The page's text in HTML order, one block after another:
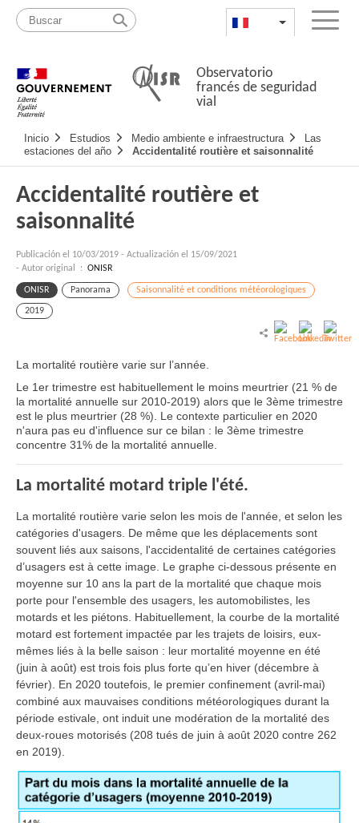
Pasar
contenido
Mapa
web
List additional
Menu
Observatorio
francés de seguridad
vial
Navigation
principale
Inicio Estudios Medio ambiente e infraestructura
Las
estaciones del año
Accidentalité routière et saisonnalité
Accidentalité routière et
saisonnalité
Publicación el 10/03/2019 - Actualización el 15/09/2021
- Autor original : ONISR
ONISR Panorama Saisonnalité et conditions météorologiques
2019
La mortalité routière varie sur l’année.
Le 1er trimestre est habituellement le moins meurtrier (21 % de
la mortalité annuelle sur 2010-2019) alors que le 3ème trimestre
est le plus meurtrier (28 %). Le contexte particulier en 2020
n'aura pas eu d'influence sur ce bilan : le 3ème trimestre
concentre 31% de la mortalité annuelle.
La mortalité motard triple l'été.
La mortalité routière varie selon les mois de l'année, et selon les
catégories d'usagers. De même que les déplacements sont
souvent liés aux saisons, l'accidentalité de certaines catégories
d’usagers est à cette image. Le graphe ci-dessous présente en
moyenne sur 10 ans la part de la mortalité que chaque mois
porte pour l'ensemble des usagers, les automobilistes, les
motards et les piétons. Habituellement, la courbe de la mortalité
motard est fortement impactée par les trajets de loisirs, eux-
mêmes liés à la belle saison : leur mortalité moyenne en été
(juin à août) est trois fois plus forte qu’en hiver (décembre à
février). En 2020 toutefois, le premier confinement (avril-mai)
combiné aux mauvaises conditions météorologiques durant la
période estivale, ont induit une modération de la mortalité des
deux-roues motorisés (208 tués de juin à août 2020 contre 262
en 2019).